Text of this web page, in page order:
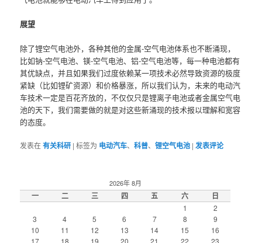
展望
除了锂空气电池外，各种其他的金属-空气电池体系也不断涌现，
比如钠-空气电池、镁-空气电池、铝-空气电池等，每一种电池都有
其优缺点，并且如果我们过度依赖某一项技术必然导致资源的极度
紧缺（比如锂矿资源）和价格暴涨，所以我们认为，未来的电动汽
车技术一定是百花齐放的，不仅仅只是锂离子电池或者金属空气电
池的天下，我们需要做的就是对这些新涌现的技术报以理解和宽容
的态度。
发表在有关科研 |标签为 电动汽车、科普、锂空气电池 |发表评论
2026年 8月
一 二 三 四 五 六 日
1
2
3
4 5 6 7 8
9
10
11 12 13 14 15
16